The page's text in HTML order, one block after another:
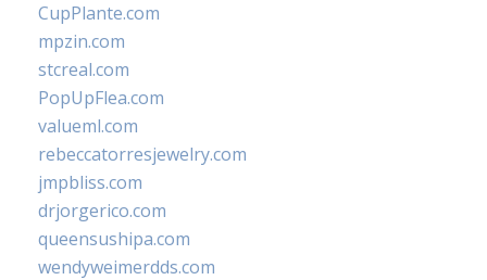
CupPlante.com
mpzin.com
stcreal.com
PopUpFlea.com
valueml.com
rebeccatorresjewelry.com
jmpbliss.com
drjorgerico.com
queensushipa.com
wendyweimerdds.com